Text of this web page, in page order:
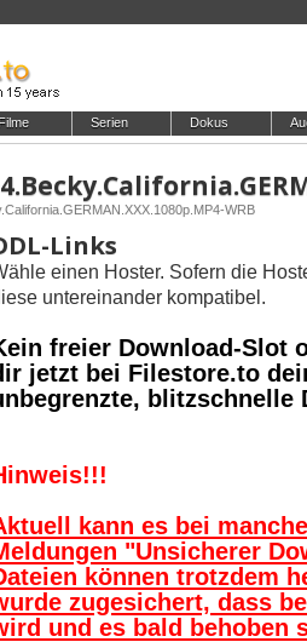
Filme Serien Dokus
WRB
Links
einen Hoster. Sofern die
untereinander kompatibel.
freier Download-Slot
jetzt bei Filestore.to
blitzschnelle
kann es bei
"Unsicherer
können trotzdem
zugesichert, dass
und es bald behoben